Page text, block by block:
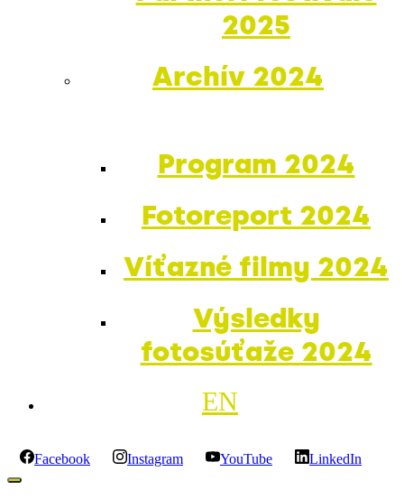
2025
Archív 2024
Program 2024
Fotoreport 2024
Víťazné filmy 2024
Výsledky
fotosúťaže 2024
EN
Facebook Instagram YouTube LinkedIn